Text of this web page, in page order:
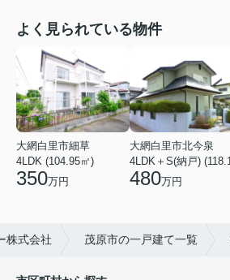
よく見られている物件
大網白里市細草
4LDK (104.95㎡)
350万円
大網白里市北今泉
480万円
株式会社 茂原市の一戸建て一覧